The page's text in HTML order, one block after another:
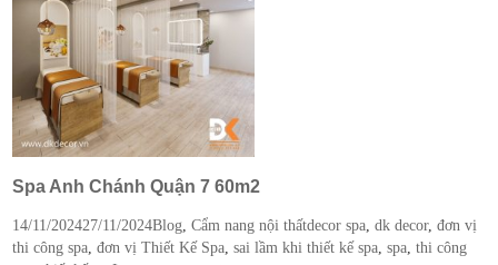
Spa Anh Chánh Quận 7 60m2
Posted
on
14/11/202427/11/2024Categories
Blog ,Cẩm nang nội thấtTags
decor spa ,dk decor,đơn vị
thi công spa ,đơn vị Thiết Kế Spa ,sai lầm khi thiết kế spa ,spa ,thi công